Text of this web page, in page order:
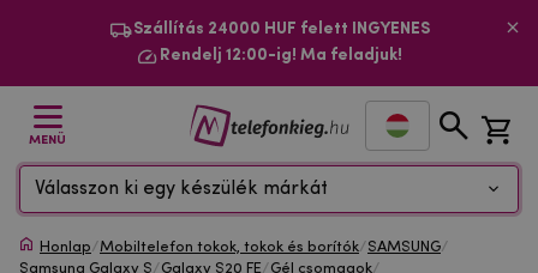
Szállítás 24000 HUF felett INGYENES
Rendelj 12:00-ig! Ma feladjuk!
MENÜ
Válasszon ki egy készülék márkát
Honlap/Mobiltelefon tokok, tokok és borítók/SAMSUNG/
Samsung Galaxy S/Galaxy S20 FE/Gél csomagok/